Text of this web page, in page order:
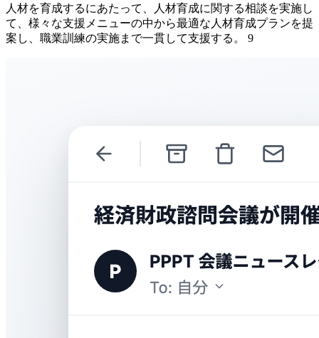
人材を育成するにあたって、人材育成に関する相談を実施し
て、様々な支援メニューの中から最適な人材育成プランを提
案し、職業訓練の実施まで一貫して支援する。 9